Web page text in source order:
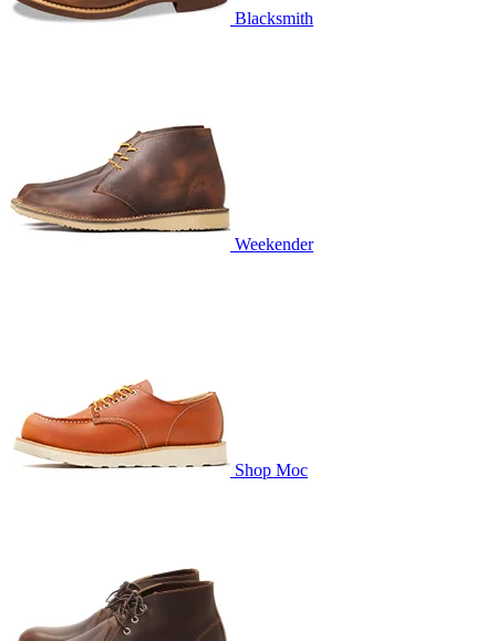
Blacksmith
Weekender
Shop Moc